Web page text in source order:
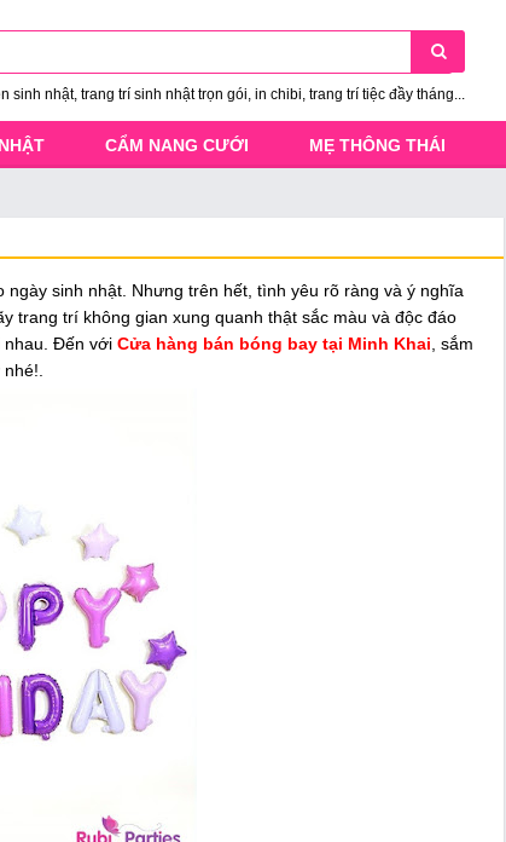
sinh nhật, trang trí sinh nhật trọn gói, in chibi, trang trí tiệc đầy tháng...
CẨM NANG CƯỚI MẸ THÔNG THÁI
sinh nhật. Nhưng trên hết, tình yêu rõ ràng và ý nghĩa
trang trí không gian xung quanh thật sắc màu và độc đáo
nhau. Đến với Cửa hàng bán bóng bay tại Minh Khai , sắm